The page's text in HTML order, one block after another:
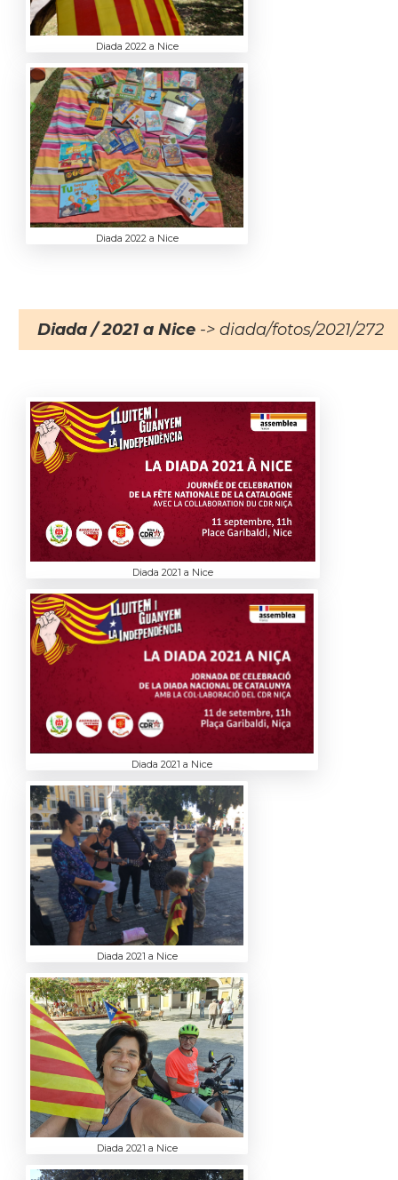
Diada 2022 a Nice
Diada 2022 a Nice
Diada / 2021 a Nice -> diada/fotos/2021/272
Diada 2021 a Nice
Diada 2021 a Nice
Diada 2021 a Nice
Diada 2021 a Nice